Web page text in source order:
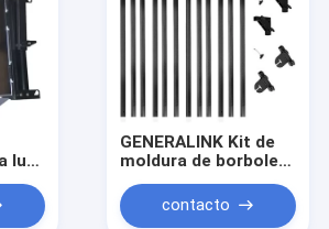
luz
GENERALINK Kit de
moldura de borboleta
3,6 m*3,6 m
contacto